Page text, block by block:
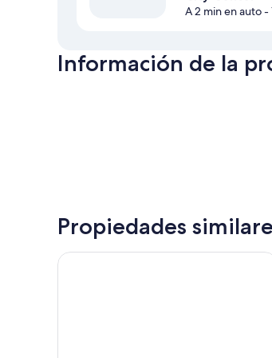
A 2 min en auto-
Información de la
Propiedades
Barceló San Salvador